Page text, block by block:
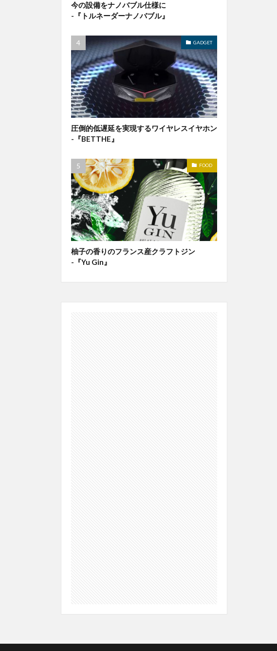
今の設備をナノバブル仕様に
-『トルネーダーナノバブル』
GADGET
圧倒的低遅延を実現するワイヤレスイヤホン
-『BETTHE』
FOOD
柚子の香りのフランス産クラフトジン
-『Yu Gin』